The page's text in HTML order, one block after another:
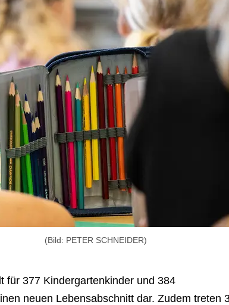
(Bild: PETER SCHNEIDER)
für 377 Kindergartenkinder und 384
neuen Lebensabschnitt dar. Zudem treten